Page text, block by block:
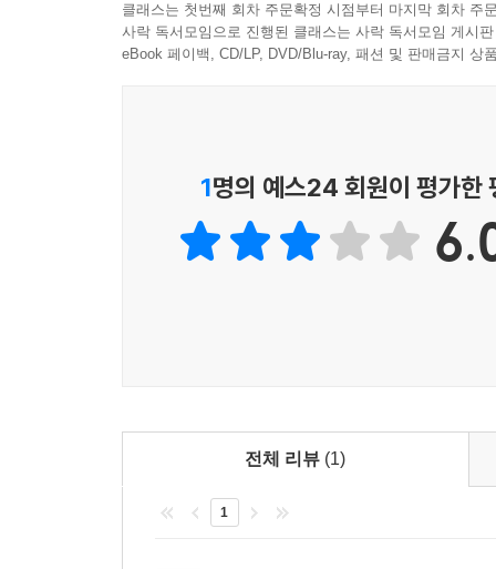
신격화하는 데 쓰이기도 했다. 저자는 시대를
살펴본다.
워커 에반스, 닉 우트, 에디 애덤스, 케빈 카터,
데시에노 등등.
품격 있는 그래픽으로 담다
“자료가 잘 뒷받침되어 있으며,
유머러스하다.” _《프랑스 포토그라피》
클래스는 첫번째 회차 주문확정 시점부터 마지막 회차 주
사락 독서모임으로 진행된 클래스는 사락 독서모임 게시
eBook 페이백, CD/LP, DVD/Blu-ray, 패션 및 판매금지 상
1명의 예스24 회원이 평가한
전체 리뷰 (1)
1